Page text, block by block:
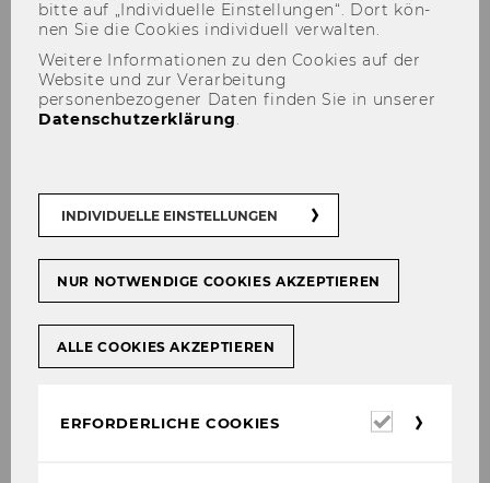
für wissenschaftliches Personal
Mitteilungsblatt vom 23. April 2014, 30.
Stück186) Zuordnung zum Kompetenzzentrum
Univ. Prof. Dr. Werner Jammernegg wird
gemäß § 20e (2) der Satzung der
Wirtschaftsuniversität Wien dem
Kompetenzzentrum für Nachhaltigkeit im
o.Univ.Prof. Dr. Chris­toph Ba­delt, Rek­tor
Mitteilungsblatt vom 23. April 2014, 30.
bitte auf „In­di­vi­du­el­le Ein­stel­lun­gen“. Dort kön­
nen Sie die Coo­kies in­di­vi­du­ell ver­wal­ten.
Weitere Informationen zu den Cookies auf der
Website und zur Verarbeitung
personenbezogener Daten finden Sie in unserer
Datenschutzerklärung.
INDIVIDUELLE EINSTELLUNGEN
NUR NOTWENDIGE COOKIES AKZEPTIEREN
ALLE COOKIES AKZEPTIEREN
ERFORDERLICHE COOKIES